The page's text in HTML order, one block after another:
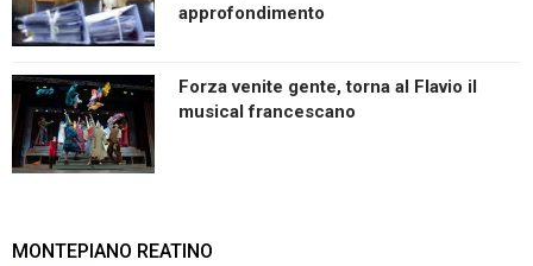
approfondimento
Forza venite gente, torna al Flavio il
musical francescano
MONTEPIANO REATINO